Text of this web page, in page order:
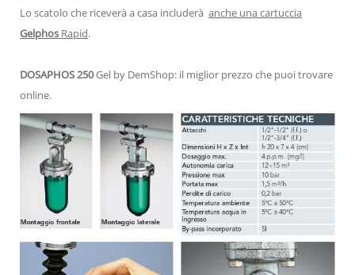
Lo scatolo che riceverà a casa includerà anche una cartuccia
Gelphos Rapid.
DOSAPHOS 250Gel by DemShop: il miglior prezzo che puoi trovare
online.